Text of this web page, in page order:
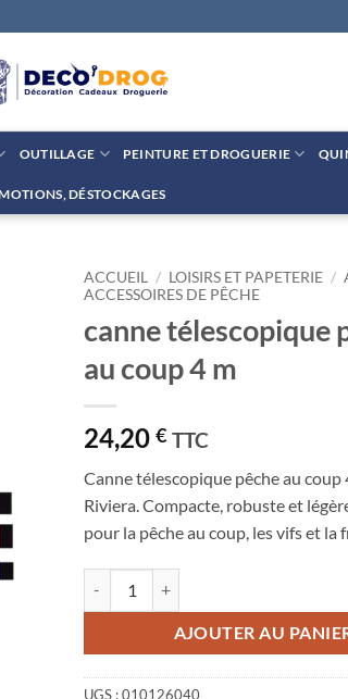
OUTILLAGE PEINTURE ET DROGUERIE
DÉSTOCKAGES
ACCUEIL / LOISIRS ET PAPETERIE /
ACCESSOIRES DE PÊCHE
canne télescopique
au coup 4 m
24,20 € TTC
Canne télescopique pêche au coup
Riviera. Compacte, robuste et
pour la pêche au coup, les vifs et la
AJOUTER AU
UGS :010126040